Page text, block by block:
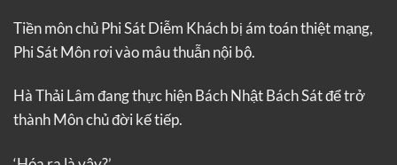
Tiền môn chủ Phi Sát Diễm Khách bị ám toán thiệt mạng,
Phi Sát Môn rơi vào mâu thuẫn nội bộ.
Hà Thải Lâm đang thực hiện Bách Nhật Bách Sát để trở
thành Môn chủ đời kế tiếp.